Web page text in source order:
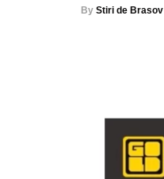
By Stiri de Brasov